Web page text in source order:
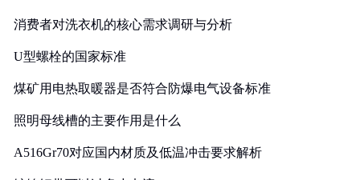
消费者对洗衣机的核心需求调研与分析
U型螺栓的国家标准
煤矿用电热取暖器是否符合防爆电气设备标准
照明母线槽的主要作用是什么
A516Gr70对应国内材质及低温冲击要求解析